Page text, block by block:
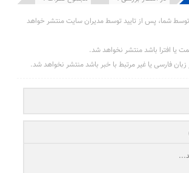
شما، پس از تایید توسط مدیران سایت منتشر خواهد
یا افترا باشد منتشر نخواهد شد.
زبان فارسی یا غیر مرتبط با خبر باشد منتشر نخواهد شد.